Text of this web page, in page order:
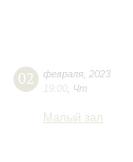
02 февраля 2023
19:00 Чт
Малый зал